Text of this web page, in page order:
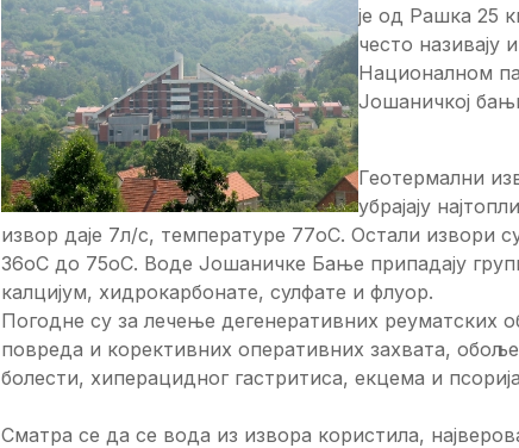
је од Рашка 25
често
Националном
Јошаничкој
Геотермални
убрајају
извор даје 7л/с, температуре 77оC. Остали извори
36оC до 75оC. Воде Јошаничке Бање припадају
калцијум, хидрокарбонате, сулфате и флуор.
Погодне су за лечење дегенеративних
повреда и корективних оперативних захвата,
болести, хиперацидног гастритиса, екцема и
Сматра се да се вода из извора користила,